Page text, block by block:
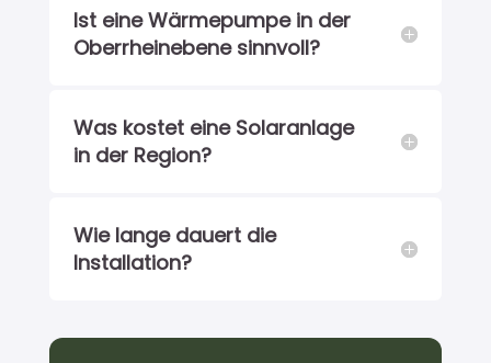
Ist eine Wärmepumpe in der
Oberrheinebene sinnvoll?
Was kostet eine Solaranlage
in der Region?
Wie lange dauert die
Installation?